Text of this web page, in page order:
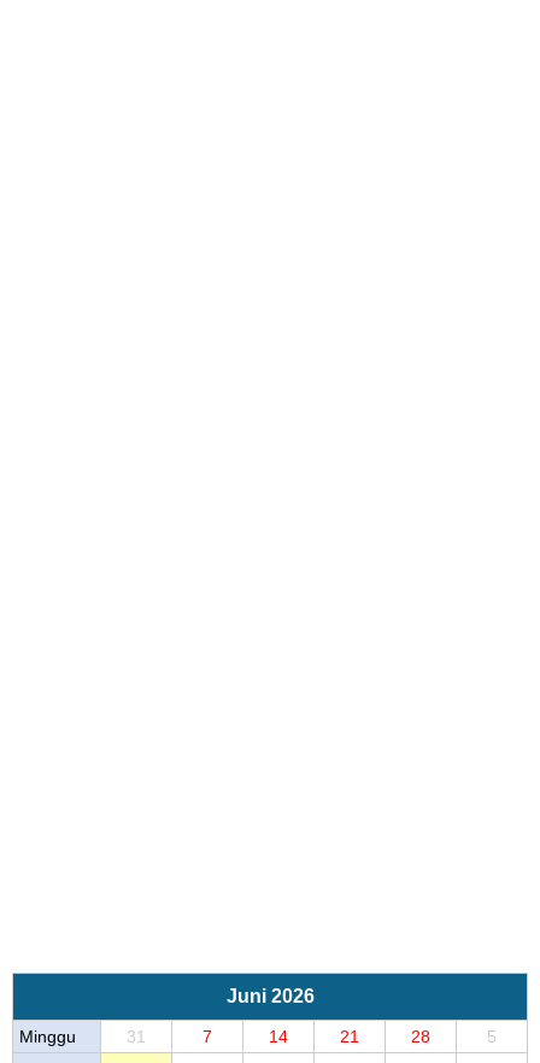
Juni 2026
Minggu 31 7 14 21 28
5